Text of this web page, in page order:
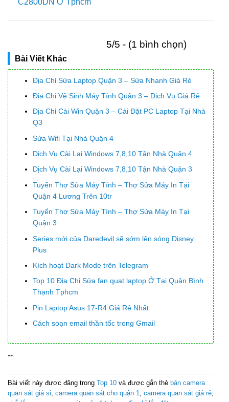
5/5 - (1 bình chọn)
Bài Viết Khác
Địa Chỉ Sửa Laptop Quận 3 – Sửa Nhanh Giá Rẻ
Địa Chỉ Vệ Sinh Máy Tính Quận 3 – Dịch Vụ Giá Rẻ
Địa Chỉ Cài Win Quận 3 – Cài Đặt PC Laptop Tại Nhà
Q3
Sửa Wifi Tại Nhà Quận 4
Dịch Vụ Cài Lại Windows 7,8,10 Tận Nhà Quận 4
Dịch Vụ Cài Lại Windows 7,8,10 Tận Nhà Quận 3
Tuyển Thợ Sửa Máy Tính – Thợ Sửa Máy In Tại
Quận 4 Lương Trên 10tr
Tuyển Thợ Sửa Máy Tính – Thợ Sửa Máy In Tại
Quận 3
Series mới của Daredevil sẽ sớm lên sóng Disney
Plus
Kích hoạt Dark Mode trên Telegram
Top 10 Địa Chỉ Sửa fan quạt laptop Ở Tại Quận Bình
Thạnh Tphcm
Pin Laptop Asus 17-R4 Giá Rẻ Nhất
Cách soạn email thần tốc trong Gmail
--
Bài viết này được đăng trong Top 10 và được gắn thẻ bán camera
quan sát giá sỉ camera quan sát cho quận 1 camera quan sát giá rẻ